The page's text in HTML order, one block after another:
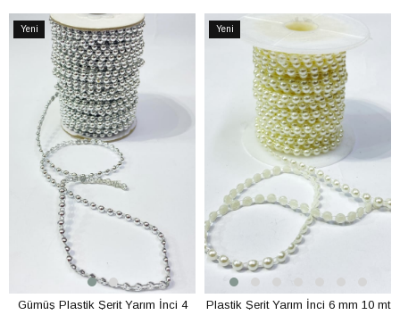
Yeni
Gümüş Plastik Şerit Yarım İnci 4
Yeni
Plastik Şerit Yarım İnci 6 mm 10 mt